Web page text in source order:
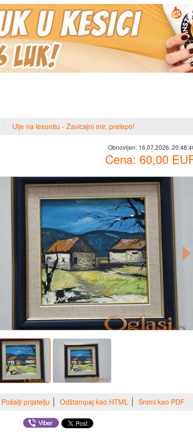
Ulje na lesonitu - Zavicajni mir, prelepo!
Obnovljen: 16.07.2026.
Cena: 60,00
Pošalji prijatelju Odštampaj kao HTML Snimi kao PDF